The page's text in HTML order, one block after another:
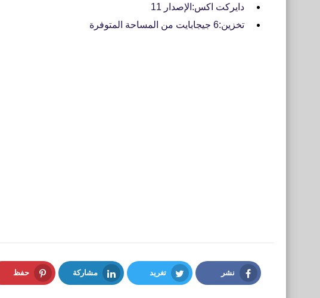
دايركت اكس:الإصدار 11
تخزين:6 جيجابايت من المساحة المتوفرة
نشر تغريد مشاركة حفظ